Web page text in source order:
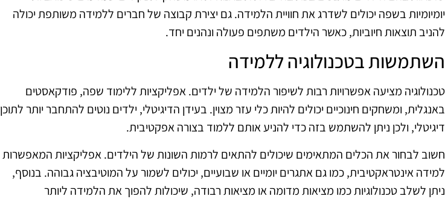
יומיומיות בשפה יכולים לשדרג את חוויית הלמידה. גם יצירת קבוצה של חברים ללמידה משותפת יכולה
להניב תוצאות חיוביות, כאשר הילדים משתפים פעולה ונהנים יחד.
השתמשות בטכנולוגיה ללמידה
טכנולוגיה מציעה אפשרויות רבות לשיפור הלמידה של ילדים. אפליקציות ללימוד שפה, פודקאסטים
באנגלית, ומשחקים חינוכיים יכולים להיות כלי עזר מצוין. בעידן הדיגיטלי, ילדים נוטים להתחבר יותר לתוכן
דיגיטלי, ולכן ניתן להשתמש בזה כדי להניע אותם ללמוד בצורה אפקטיבית.
חשוב לבחור את הכלים המתאימים שיכולים להתאים לרמות השונות של הילדים. אפליקציות המאפשרות
למידה אינטראקטיבית, כמו גם אתגרים יומיים או שבועיים, יכולים לשמור על המוטיבציה גבוהה. בנוסף,
ניתן לשלב טכנולוגיות כמו מציאות מדומה או מציאות רבודה, שיכולות להפוך את הלמידה ליותר